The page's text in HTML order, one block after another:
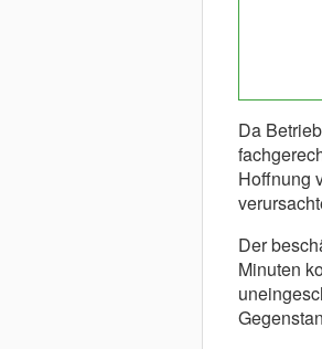
Da
Hoffnung
Der
Minuten